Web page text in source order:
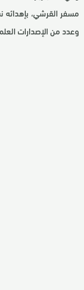
مسفر القرشي، بإهدائه
وعدد من الإصدارات